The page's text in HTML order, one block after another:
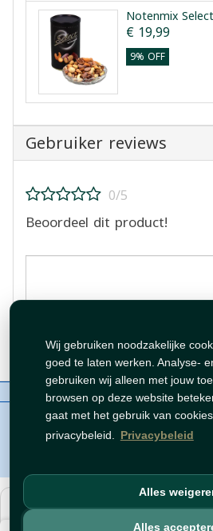
Wij gebruiken noodzakelijke
goed te laten werken. Analyse-
gebruiken wij alleen met jouw
browsen op deze website
gaat met het gebruik van
privacybeleid. Privacybeleid
Alles
Alles
Notenmix
€ 19,99
9% OFF
Gebruiker reviews
0/5
Beoordeel dit product!
Beoordeling plaatsen
Over ons
auteursrechten©Tawfeer
الشراء متاحة فقط للحساباتالمسجّلة
والمفعّلة